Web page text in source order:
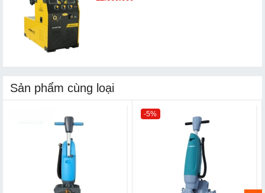
Sản phẩm cùng loại
-5%